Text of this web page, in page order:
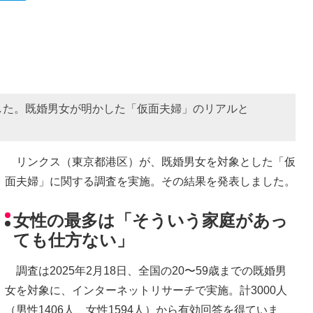
。既婚男女が明かした「仮面夫婦」のリアルと
リンクス（東京都港区）が、既婚男女を対象とした「仮
面夫婦」に関する調査を実施。その結果を発表しました。
女性の最多は「そういう家庭があっ
ても仕方ない」
調査は2025年2月18日、全国の20〜59歳までの既婚男
女を対象に、インターネットリサーチで実施。計3000人
（男性1406人、女性1594人）から有効回答を得ていま